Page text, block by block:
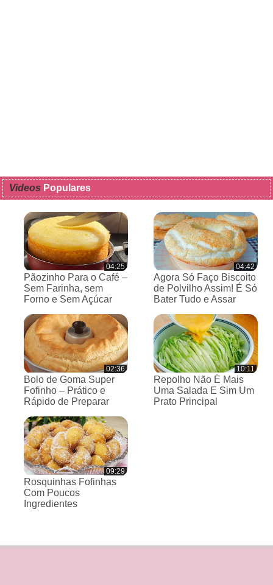
Videos Populares
04:25
Pãozinho Para o Café –
Sem Farinha, sem
Forno e Sem Açúcar
04:42
Agora Só Faço Biscoito
de Polvilho Assim! É Só
Bater Tudo e Assar
02:36
Bolo de Goma Super
Fofinho – Prático e
Rápido de Preparar
10:11
Repolho Não É Mais
Uma Salada E Sim Um
Prato Principal
09:29
Rosquinhas Fofinhas
Com Poucos
Ingredientes